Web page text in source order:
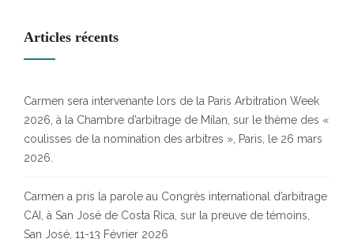
Articles récents
Carmen sera intervenante lors de la Paris Arbitration Week
2026, à la Chambre d’arbitrage de Milan, sur le thème des «
coulisses de la nomination des arbitres », Paris, le 26 mars
2026.
Carmen a pris la parole au Congrès international d’arbitrage
CAI, à San José de Costa Rica, sur la preuve de témoins,
San José, 11-13 Février 2026